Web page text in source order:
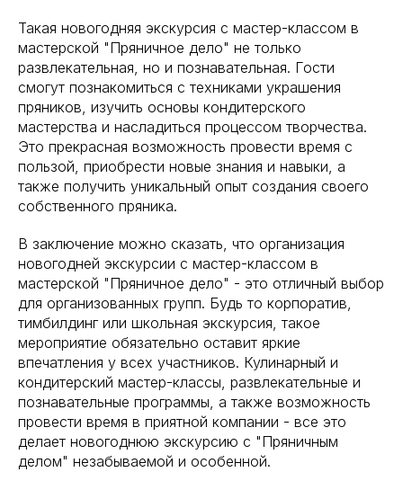
Такая новогодняя экскурсия с мастер-классом в
мастерской "Пряничное дело" не только
развлекательная, но и познавательная. Гости
смогут познакомиться с техниками украшения
пряников, изучить основы кондитерского
мастерства и насладиться процессом творчества.
Это прекрасная возможность провести время с
пользой, приобрести новые знания и навыки, а
также получить уникальный опыт создания своего
собственного пряника.
В заключение можно сказать, что организация
новогодней экскурсии с мастер-классом в
мастерской "Пряничное дело" - это отличный выбор
для организованных групп. Будь то корпоратив,
тимбилдинг или школьная экскурсия, такое
мероприятие обязательно оставит яркие
впечатления у всех участников. Кулинарный и
кондитерский мастер-классы, развлекательные и
познавательные программы, а также возможность
провести время в приятной компании - все это
делает новогоднюю экскурсию с "Пряничным
делом" незабываемой и особенной.